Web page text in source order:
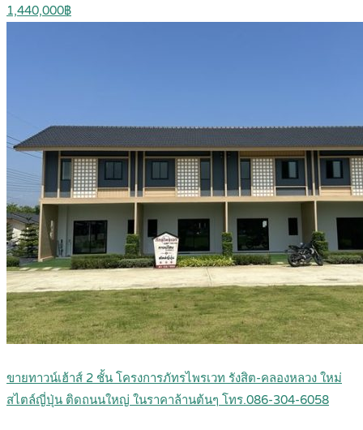
1,440,000฿
ขายทาวน์เฮ้าส์ 2 ชั้น โครงการภัทรไพรเวท รังสิต-คลองหลวง ใหม่
สไตล์ญี่ปุ่น ติดถนนใหญ่ ในราคาล้านต้นๆ โทร.086-304-6058